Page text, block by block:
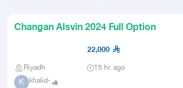
Changan Alsvin 2024 Full Option
22,000
Riyadh 15 hr. ago
K khalid-.